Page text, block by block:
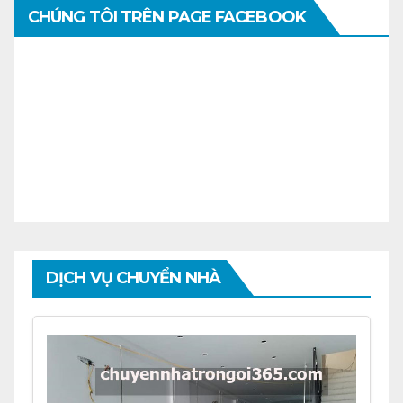
CHÚNG TÔI TRÊN PAGE FACEBOOK
DỊCH VỤ CHUYỂN NHÀ